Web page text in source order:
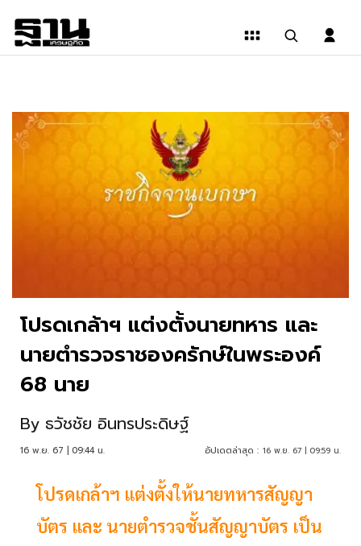
โปรดเกล้าฯ แต่งตั้งนายทหาร และ
นายตำรวจราชองครักษ์ในพระองค์
68 นาย
By ธวัชชัย อินทรประดิษฐ์
16 พ.ย. 67 | 09:44 น. อัปเดตล่าสุด : 16 พ.ย. 67 | 09:59 น.
โปรดเกล้าฯ แต่งตั้งให้นายทหารสัญญา
บัตร และ นายตำรวจชั้นสัญญาบัตร เป็น